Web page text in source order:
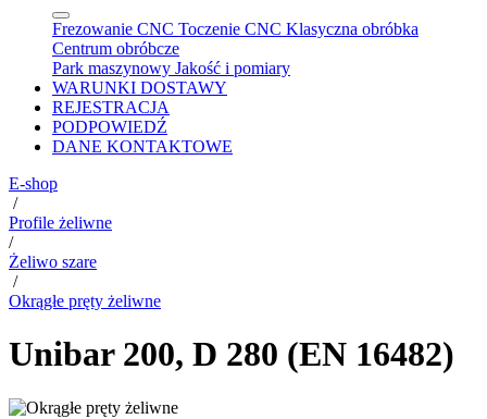
Frezowanie CNC Toczenie CNC Klasyczna obróbka
Centrum obróbcze
Park maszynowy Jakość i pomiary
WARUNKI DOSTAWY
REJESTRACJA
PODPOWIEDŹ
DANE KONTAKTOWE
E-shop
/
Profile żeliwne
/
Żeliwo szare
/
Okrągłe pręty żeliwne
Unibar 200, D 280 (EN 16482)